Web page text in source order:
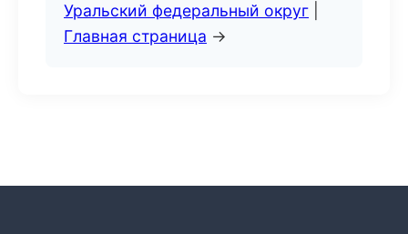
Уральский федеральный округ
Главная страница →